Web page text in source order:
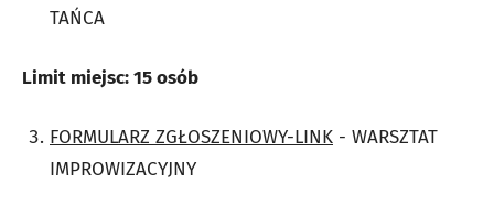
TAŃCA
Limit miejsc: 15 osób
FORMULARZ ZGŁOSZENIOWY-LINK - WARSZTAT
IMPROWIZACYJNY